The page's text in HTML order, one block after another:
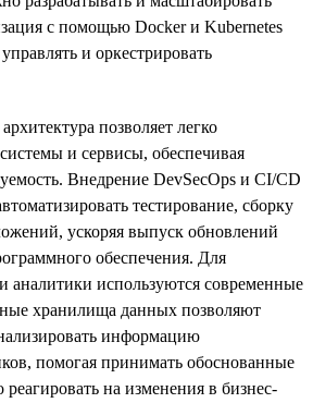
с помощью Docker и Kubernetes
и оркестрировать
позволяет легко
и сервисы, обеспечивая
Внедрение DevSecOps и CI/CD
тестирование, сборку
ускоряя выпуск обновлений
обеспечения. Для
аналитики используются современные
хранилища данных позволяют
информацию
помогая принимать обоснованные
на изменения в бизнес-